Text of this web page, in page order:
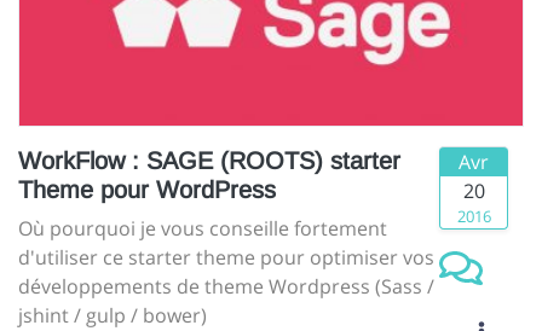
WorkFlow : SAGE (ROOTS) starter
Theme pour WordPress
Où pourquoi je vous conseille fortement
d'utiliser ce starter theme pour optimiser vos
développements de theme Wordpress (Sass /
jshint / gulp / bower)
Avr
20
2016